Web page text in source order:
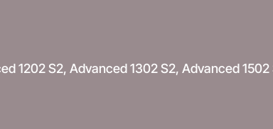
1202 S2, Advanced 1302 S2, Advanced